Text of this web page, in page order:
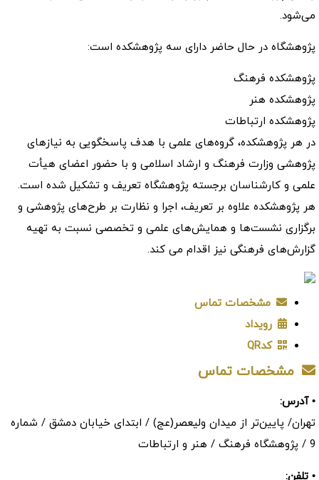
می‌شود.
پژوهشگاه در حال حاضر دارای سه پژوهشکده است:
پژوهشکده فرهنگ
پژوهشکده هنر
پژوهشکده ارتباطات
در هر پژوهشکده، گروه‌های علمی با هدف پاسخگویی به نیازهای
پژوهشی وزارت فرهنگ و ارشاد اسلامی و با حضور اعضای هیأت
علمی و کارشناسان برجسته پژوهشگاه تعریف و تشکیل شده است.
هر پژوهشکده علاوه بر تعریف، اجرا و نظارت بر طرح‌های پژوهشی و
برگزاری نشست‌ها و همایش‌های علمی و تخصصی نسبت به تهیه
گزارش‌های فرهنگی نیز اقدام می کند.
مشخصات تماس
رویداد
کدQR
مشخصات تماس
• آدرس:
تهران/ پایین‌تر از میدان ولیعصر(عج) / ابتدای خیابان دمشق / شماره
9 / پژوهشگاه فرهنگ / هنر و ارتباطات
• تلفن: